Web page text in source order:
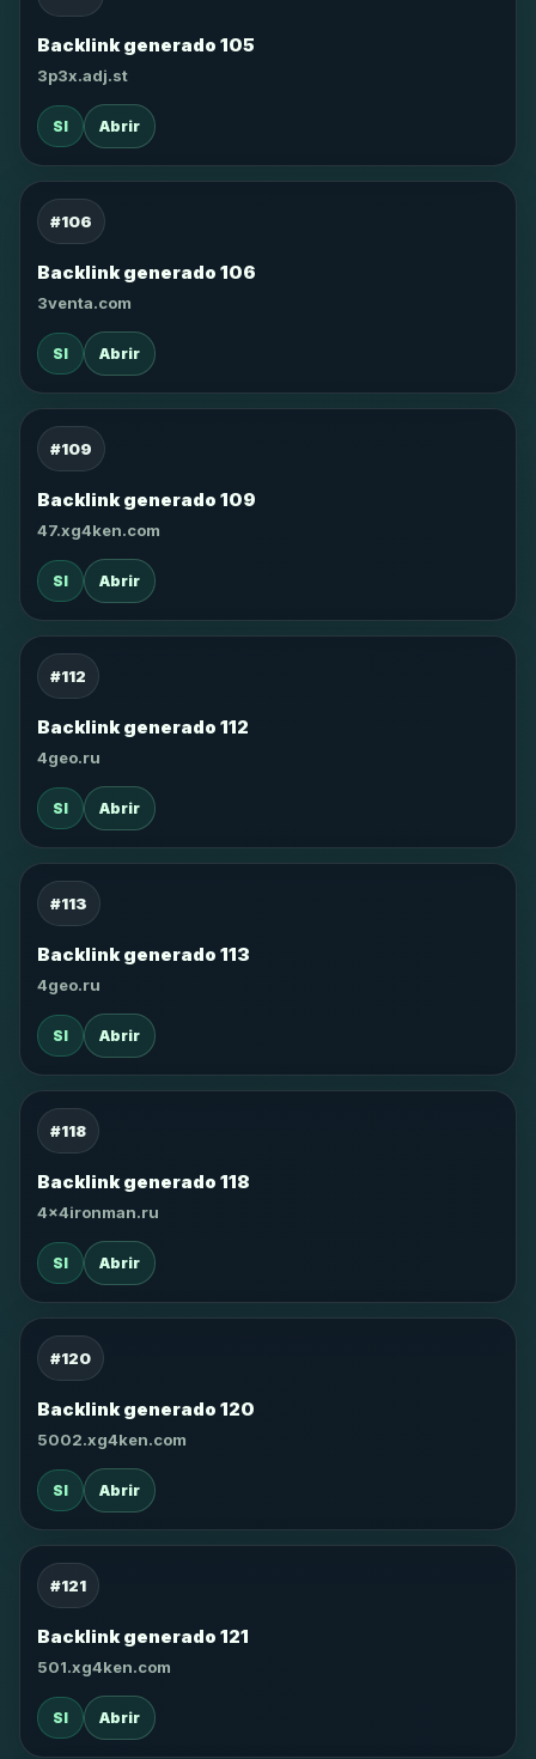
Backlink generado 105
3p3x.adj.st
SI Abrir
#106
Backlink generado 106
3venta.com
SI Abrir
#109
Backlink generado 109
47.xg4ken.com
SI Abrir
#112
Backlink generado 112
4geo.ru
SI Abrir
#113
Backlink generado 113
4geo.ru
SI Abrir
#118
Backlink generado 118
4x4ironman.ru
SI Abrir
#120
Backlink generado 120
5002.xg4ken.com
SI Abrir
#121
Backlink generado 121
501.xg4ken.com
SI Abrir